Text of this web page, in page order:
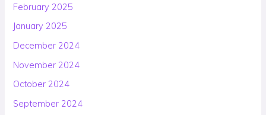
February 2025
January 2025
December 2024
November 2024
October 2024
September 2024